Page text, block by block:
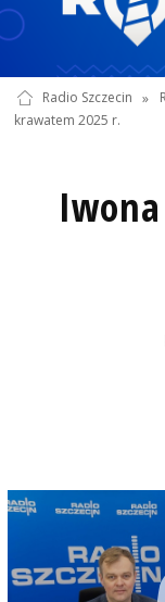
Radio Szczecin »
krawatem 2025 r.